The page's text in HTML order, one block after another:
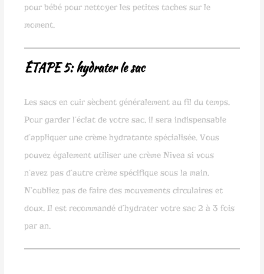
pour bébé pour nettoyer les petites taches sur le
moment.
ÉTAPE 5: hydrater le sac
Les sacs en cuir sèchent généralement au fil du temps.
Pour garder l’éclat de votre sac, il sera indispensable
d’appliquer une crème hydratante spécialisée. Vous
pouvez également utiliser une crème Nivea si vous
n’avez pas d’autre crème spécifique sous la main.
N’oubliez pas de faire des mouvements circulaires et
doux. Il est recommandé d’hydrater votre sac 2 à 3 fois
par an.